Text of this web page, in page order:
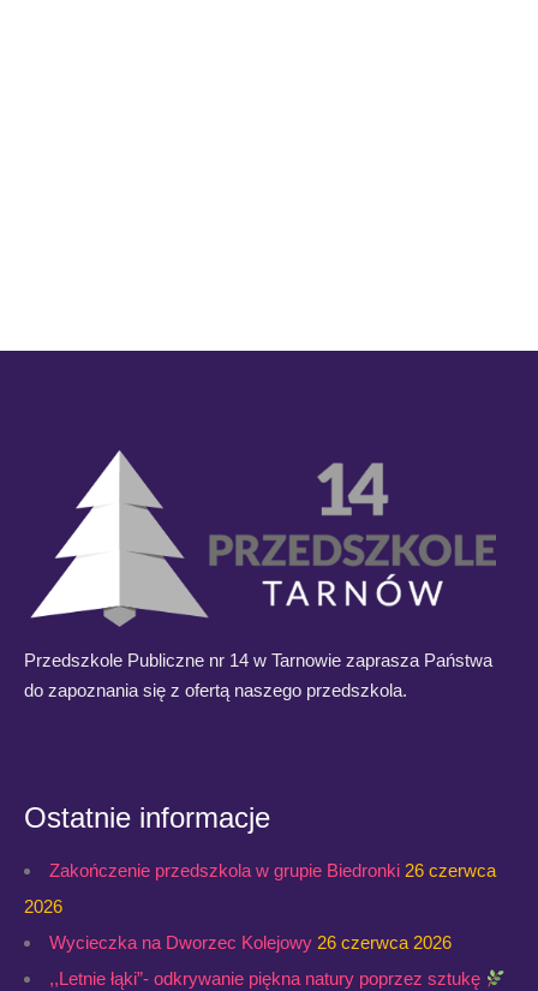
Przedszkole Publiczne nr 14 w Tarnowie zaprasza Państwa
do zapoznania się z ofertą naszego przedszkola.
Ostatnie informacje
Zakończenie przedszkola w grupie Biedronki 26 czerwca
2026
Wycieczka na Dworzec Kolejowy 26 czerwca 2026
,,Letnie łąki”- odkrywanie piękna natury poprzez sztukę